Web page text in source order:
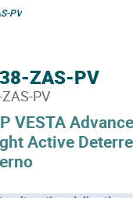
PV
VESTA
Active
ZAS-PV
PV